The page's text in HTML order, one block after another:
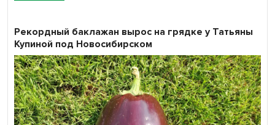
Рекордный баклажан вырос на грядке у Татьяны
Купиной под Новосибирском